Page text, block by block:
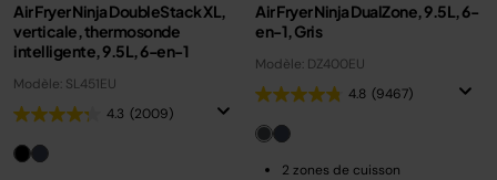
Air Fryer Ninja DoubleStack XL,
verticale, thermosonde
intelligente, 9.5L, 6-en-1
Modèle: SL451EU
4.3 (2009)
Air Fryer Ninja DualZone, 9.5L, 6-
en-1, Gris
Modèle: DZ400EU
4.8 (9467)
2 zones de cuisson